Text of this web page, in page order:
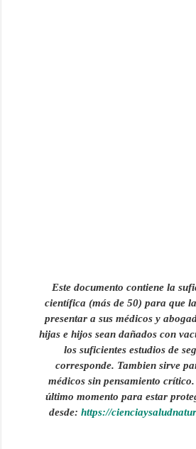
Este documento contiene la
científica (más de 50) para que
presentar a sus médicos y
hijas e hijos sean dañados con
los suficientes estudios de
corresponde. Tambien sirve
médicos sin pensamiento
último momento para estar
desde:https://